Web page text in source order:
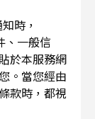
時，
、一般信
於本服務網
。當您經由
款時，都視